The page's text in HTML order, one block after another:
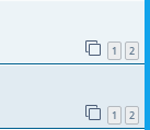
1 2
1 2